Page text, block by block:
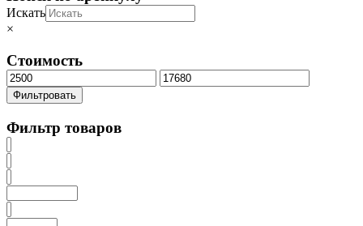
Искать
×
Стоимость
Минимальная
цена
Максимальная
цена
Фильтровать
Фильтр товаров